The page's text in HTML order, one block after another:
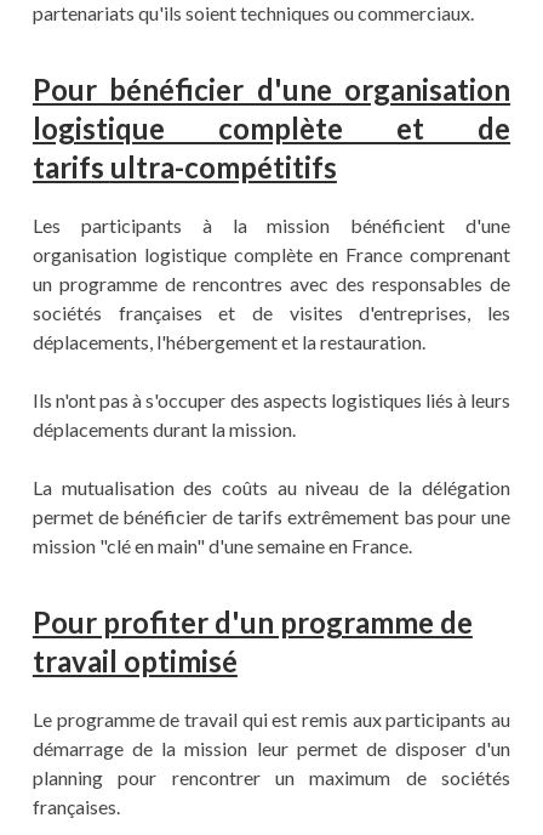
partenariats qu'ils soient techniques ou commerciaux.
Pour bénéficier d'une organisation
logistique complète et de
tarifs ultra-compétitifs
Les participants à la mission bénéficient d'une
organisation logistique complète en France comprenant
un programme de rencontres avec des responsables de
sociétés françaises et de visites d'entreprises, les
déplacements, l'hébergement et la restauration.
Ils n'ont pas à s'occuper des aspects logistiques liés à leurs
déplacements durant la mission.
La mutualisation des coûts au niveau de la délégation
permet de bénéficier de tarifs extrêmement bas pour une
mission "clé en main" d'une semaine en France.
Pour profiter d'un programme de
travail optimisé
Le programme de travail qui est remis aux participants au
démarrage de la mission leur permet de disposer d'un
planning pour rencontrer un maximum de sociétés
françaises.